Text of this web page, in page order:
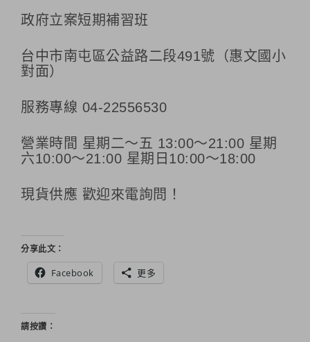
政府立案短期補習班
台中市南屯區公益路二段491號（惠文國小
對面）
服務專線 04-22556530
營業時間 星期二～五 13:00～21:00 星期
六10:00～21:00 星期日10:00～18:00
現貨供應 歡迎來電詢問！
分享此文：
Facebook 更多
請按讚：